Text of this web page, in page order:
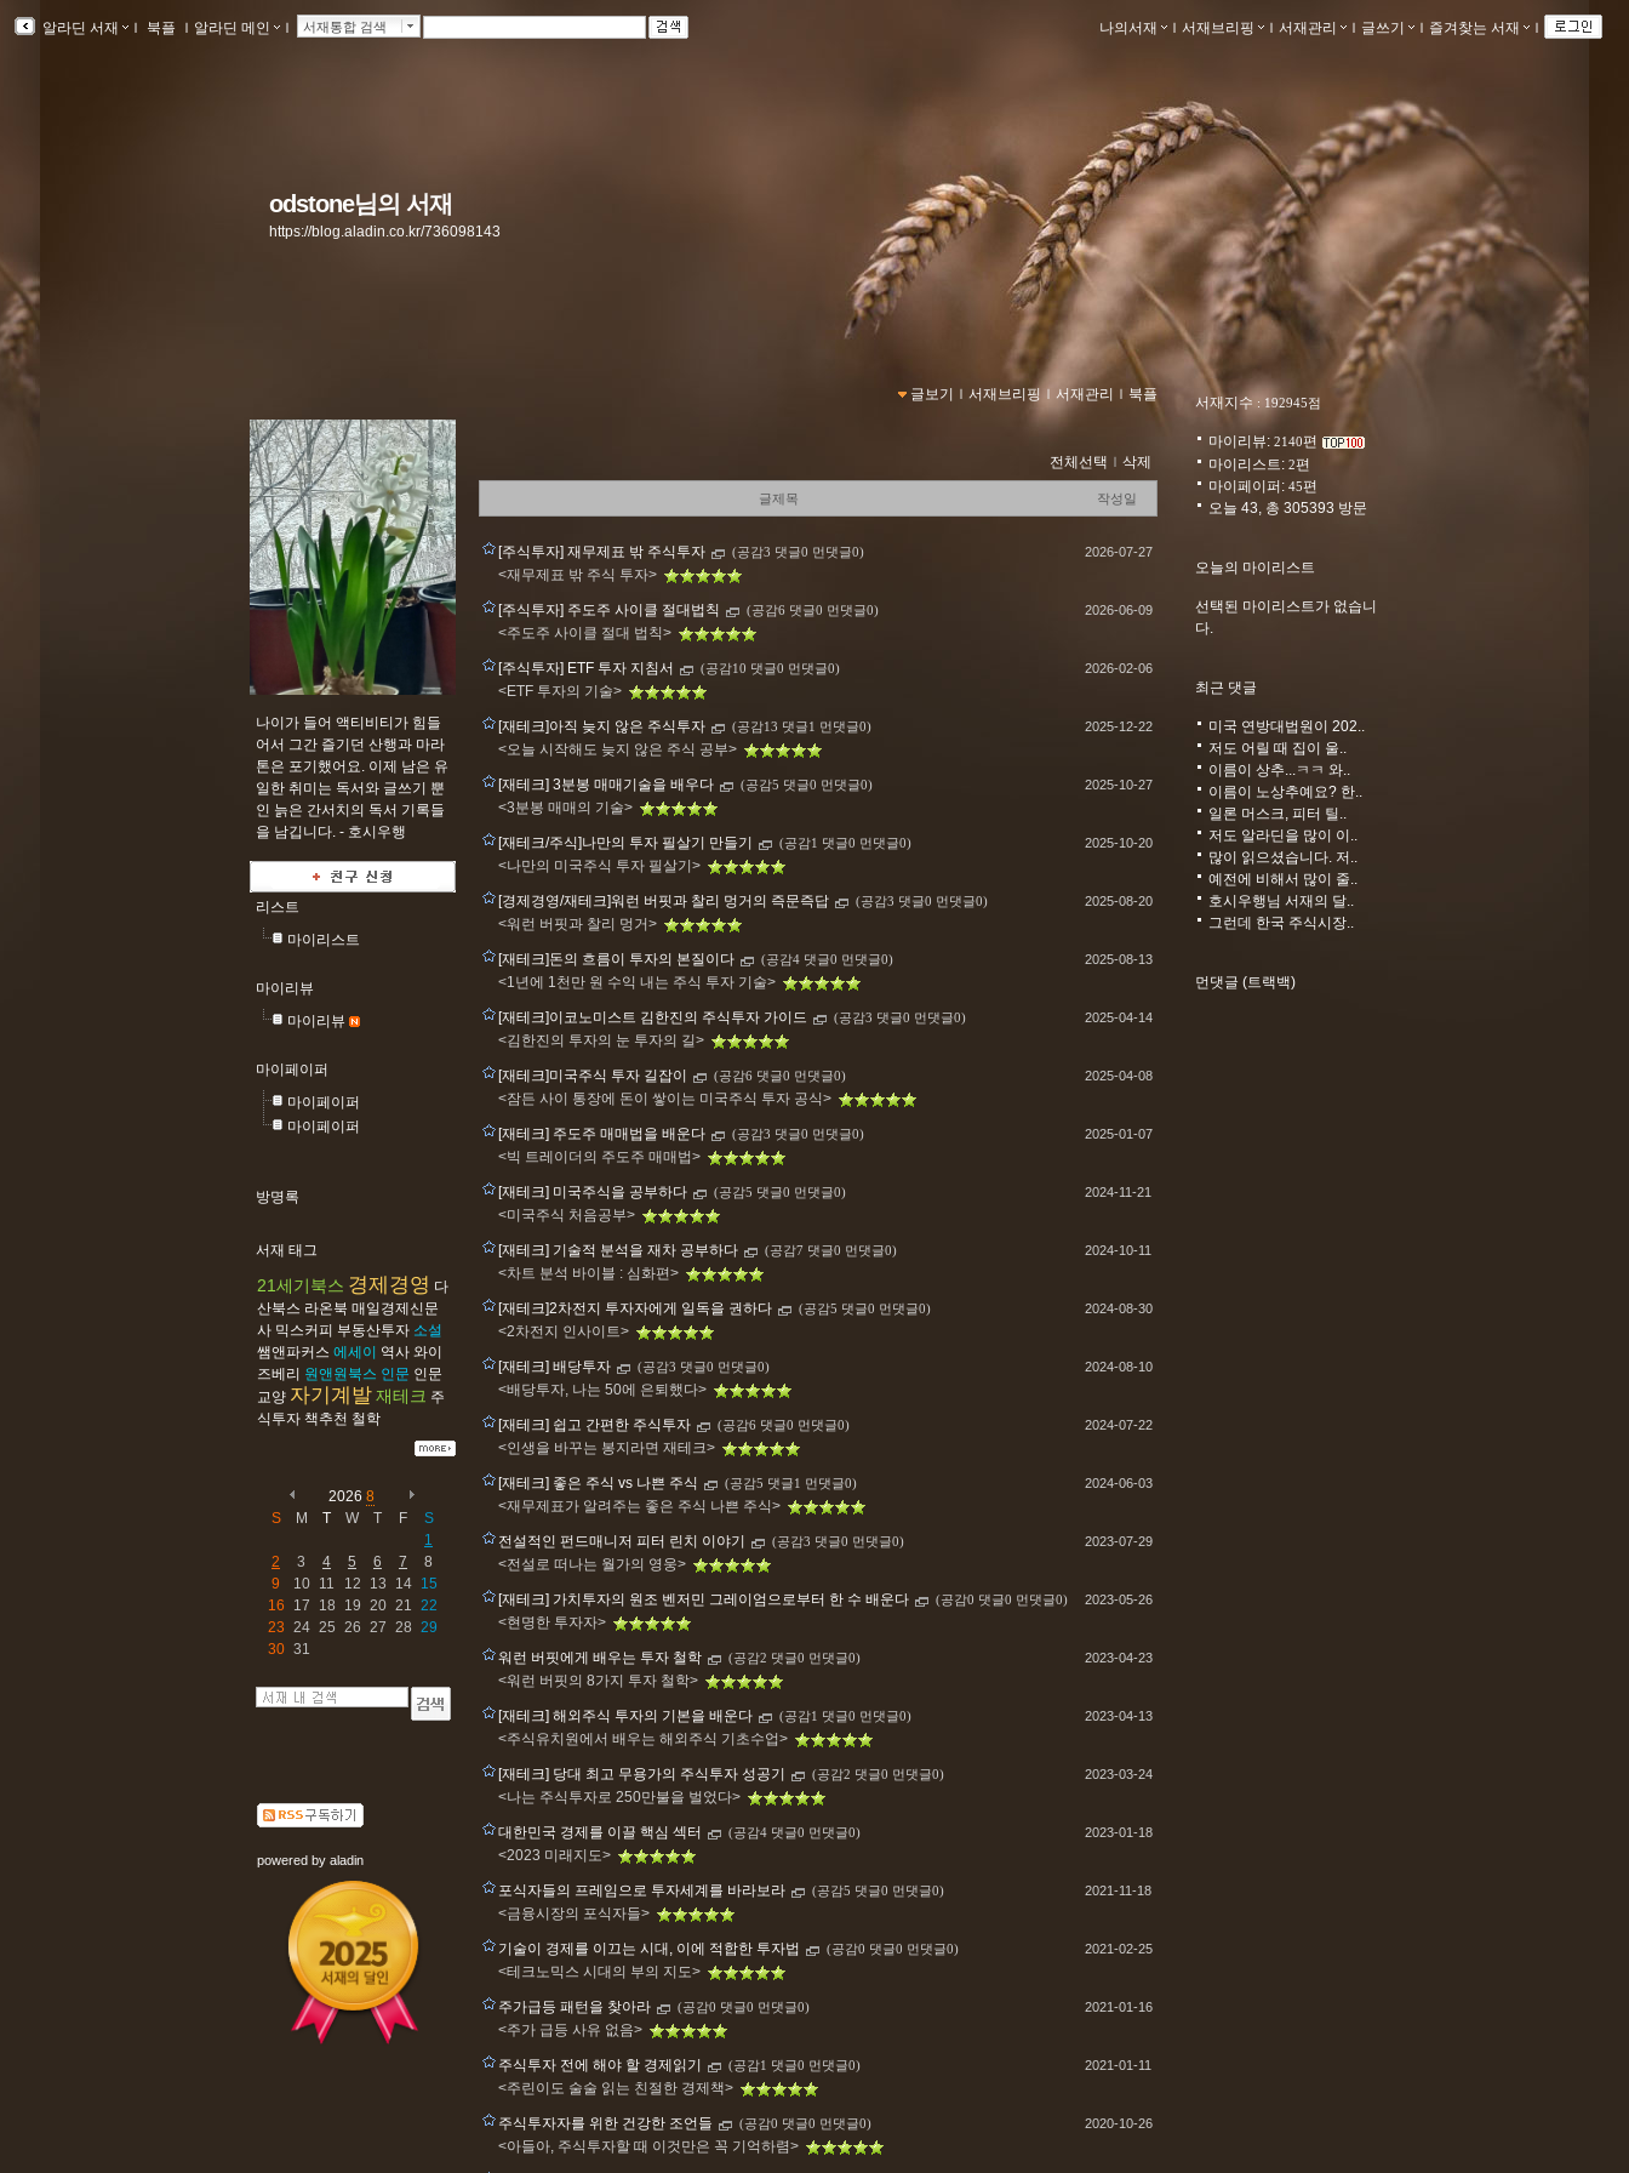
알라딘 서재 ｌ 북플 ｌ 알라딘 메인 ｌ 서재통합 검색 나의서재 ｌ 서재브리핑 ｌ 서재관리 ｌ 글쓰기 ｌ 즐겨찾는 서재 ｌ
odstone님의 서재
https://blog.aladin.co.kr/736098143
글보기 ｌ 서재브리핑 ｌ 서재관리 ｌ 북플
나이가 들어 액티비티가 힘들
어서 그간 즐기던 산행과 마라
톤은 포기했어요. 이제 남은 유
일한 취미는 독서와 글쓰기 뿐
인 늙은 간서치의 독서 기록들
을 남깁니다. - 호시우행
리스트
마이리스트
마이리뷰
마이리뷰
마이페이퍼
마이페이퍼
마이페이퍼
방명록
서재 태그
21세기북스 경제경영 다
산북스 라온북 매일경제신문
사 믹스커피 부동산투자 소설
쌤앤파커스 에세이 역사 와이
즈베리 원앤원북스 인문 인문
교양 자기계발재테크 주
식투자 책추천 철학
2026 8
S
M T W T F
S
1
2
3 4 5 6 7
8
9
10 11 12 13 14
15
16
17 18 19 20 21
22
23
24 25 26 27 28 29
30 31
powered by aladin
전체선택 ｌ 삭제
글제목 작성일
[주식투자] 재무제표 밖 주식투자 (공감3 댓글0 먼댓글0)
<재무제표 밖 주식 투자>
2026-07-27
[주식투자] 주도주 사이클 절대법칙 (공감6 댓글0 먼댓글0)
<주도주 사이클 절대 법칙>
2026-06-09
[주식투자] ETF 투자 지침서 (공감10 댓글0 먼댓글0)
<ETF 투자의 기술>
2026-02-06
[재테크]아직 늦지 않은 주식투자 (공감13 댓글1 먼댓글0)
<오늘 시작해도 늦지 않은 주식 공부>
2025-12-22
[재테크] 3분봉 매매기술을 배우다 (공감5 댓글0 먼댓글0)
<3분봉 매매의 기술>
2025-10-27
[재테크/주식]나만의 투자 필살기 만들기 (공감1 댓글0 먼댓글0)
<나만의 미국주식 투자 필살기>
2025-10-20
[경제경영/재테크]워런 버핏과 찰리 멍거의 즉문즉답 (공감3 댓글0 먼댓글0)
<워런 버핏과 찰리 멍거>
2025-08-20
[재테크]돈의 흐름이 투자의 본질이다 (공감4 댓글0 먼댓글0)
<1년에 1천만 원 수익 내는 주식 투자 기술>
2025-08-13
[재테크]이코노미스트 김한진의 주식투자 가이드 (공감3 댓글0 먼댓글0)
<김한진의 투자의 눈 투자의 길>
2025-04-14
[재테크]미국주식 투자 길잡이 (공감6 댓글0 먼댓글0)
<잠든 사이 통장에 돈이 쌓이는 미국주식 투자 공식>
2025-04-08
[재테크] 주도주 매매법을 배운다 (공감3 댓글0 먼댓글0)
<빅 트레이더의 주도주 매매법>
2025-01-07
[재테크] 미국주식을 공부하다 (공감5 댓글0 먼댓글0)
<미국주식 처음공부>
2024-11-21
[재테크] 기술적 분석을 재차 공부하다 (공감7 댓글0 먼댓글0)
<차트 분석 바이블 : 심화편>
2024-10-11
[재테크]2차전지 투자자에게 일독을 권하다 (공감5 댓글0 먼댓글0)
<2차전지 인사이트>
2024-08-30
[재테크] 배당투자 (공감3 댓글0 먼댓글0)
<배당투자, 나는 50에 은퇴했다>
2024-08-10
[재테크] 쉽고 간편한 주식투자 (공감6 댓글0 먼댓글0)
<인생을 바꾸는 봉지라면 재테크>
2024-07-22
[재테크] 좋은 주식 vs 나쁜 주식 (공감5 댓글1 먼댓글0)
<재무제표가 알려주는 좋은 주식 나쁜 주식>
2024-06-03
전설적인 펀드매니저 피터 린치 이야기 (공감3 댓글0 먼댓글0)
<전설로 떠나는 월가의 영웅>
2023-07-29
[재테크] 가치투자의 원조 벤저민 그레이엄으로부터 한 수 배운다 (공감0 댓글0 먼댓글0)
<현명한 투자자>
2023-05-26
워런 버핏에게 배우는 투자 철학 (공감2 댓글0 먼댓글0)
<워런 버핏의 8가지 투자 철학>
2023-04-23
[재테크] 해외주식 투자의 기본을 배운다 (공감1 댓글0 먼댓글0)
<주식유치원에서 배우는 해외주식 기초수업>
2023-04-13
[재테크] 당대 최고 무용가의 주식투자 성공기 (공감2 댓글0 먼댓글0)
<나는 주식투자로 250만불을 벌었다>
2023-03-24
대한민국 경제를 이끌 핵심 섹터 (공감4 댓글0 먼댓글0)
<2023 미래지도>
2023-01-18
포식자들의 프레임으로 투자세계를 바라보라 (공감5 댓글0 먼댓글0)
<금융시장의 포식자들>
2021-11-18
기술이 경제를 이끄는 시대, 이에 적합한 투자법 (공감0 댓글0 먼댓글0)
<테크노믹스 시대의 부의 지도>
2021-02-25
주가급등 패턴을 찾아라 (공감0 댓글0 먼댓글0)
<주가 급등 사유 없음>
2021-01-16
주식투자 전에 해야 할 경제읽기 (공감1 댓글0 먼댓글0)
<주린이도 술술 읽는 친절한 경제책>
2021-01-11
주식투자자를 위한 건강한 조언들 (공감0 댓글0 먼댓글0)
<아들아, 주식투자할 때 이것만은 꼭 기억하렴>
2020-10-26
서재지수 : 192945점
마이리뷰: 2140편
마이리스트: 2편
마이페이퍼: 45편
오늘 43, 총 305393 방문
오늘의 마이리스트
선택된 마이리스트가 없습니
다.
최근 댓글
미국 연방대법원이 202..
저도 어릴 때 집이 울..
이름이 상추...ㅋㅋ 와..
이름이 노상추예요? 한..
일론 머스크, 피터 틸..
저도 알라딘을 많이 이..
많이 읽으셨습니다. 저..
예전에 비해서 많이 줄..
호시우행님 서재의 달..
그런데 한국 주식시장..
먼댓글 (트랙백)